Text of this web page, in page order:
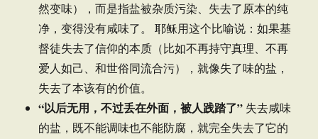
然变味），而是指盐被杂质污染、失去了原本的纯
净，变得没有咸味了。 耶稣用这个比喻说：如果基
督徒失去了信仰的本质（比如不再持守真理、不再
爱人如己、和世俗同流合污），就像失了味的盐，
失去了本该有的价值。
“以后无用，不过丢在外面，被人践踏了” 失去咸味
的盐，既不能调味也不能防腐，就完全失去了它的